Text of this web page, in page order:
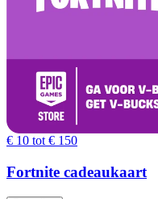
€ 10 tot € 150
Fortnite cadeaukaart